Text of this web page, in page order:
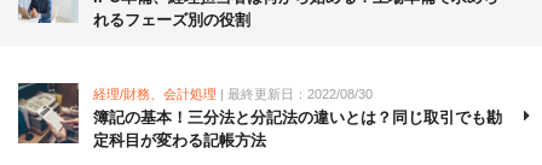
れるフェーズ別の役割
経理/財務、会計処理 | 最終更新日：2022/08/30
簿記の基本！三分法と分記法の違いとは？同じ取引でも勘
定科目が変わる記帳方法